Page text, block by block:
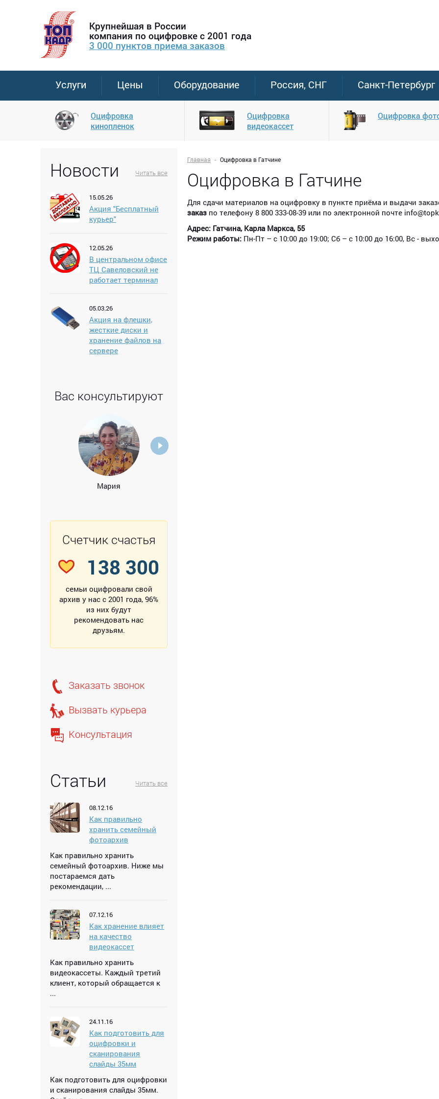
Крупнейшая в России
компания по оцифровке с 2001 года
3 000 пунктов приема заказов
Услуги Цены Оборудование Россия, СНГ Санкт-Петербург
Оцифровка
кинопленок
Оцифровка
видеокассет
Оцифровка
Новости Читать все
15.05.26
Акция "Бесплатный
курьер"
12.05.26
В центральном офисе
ТЦ Савеловский не
работает терминал
05.03.26
Акция на флешки,
жесткие диски и
хранение файлов на
сервере
Вас консультируют
Мария
Счетчик счастья
138 300
семьи оцифровали свой
архив у нас с 2001 года, 96%
из них будут
рекомендовать нас
друзьям.
Заказать звонок
Вызвать курьера
Консультация
Статьи Читать все
08.12.16
Как правильно
хранить семейный
фотоархив
Как правильно хранить
семейный фотоархив. Ниже мы
постараемся дать
рекомендации, ...
07.12.16
Как хранение влияет
на качество
видеокассет
Как правильно хранить
видеокассеты. Каждый третий
клиент, который обращается к
...
24.11.16
Как подготовить для
оцифровки и
сканирования
слайды 35мм
Как подготовить для оцифровки
и сканирования слайды 35мм.
Главная Оцифровка в Гатчине
Оцифровка в Гатчине
Для сдачи материалов на оцифровку в пункте приёма и выдачи
заказ по телефону 8 800 333-08-39 или по электронной почте
Адрес: Гатчина, Карла Маркса, 55
Режим работы: Пн-Пт – с 10:00 до 19:00; Сб – с 10:00 до 16:00, Вс -